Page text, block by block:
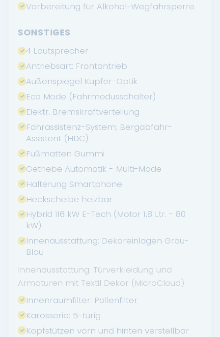
Vorbereitung für Alkohol-Wegfahrsperre
SONSTIGES
4 Lautsprecher
Antriebsart: Frontantrieb
Außenspiegel Kupfer-Optik
Eco Mode (Fahrmodusschalter)
Elektr. Bremskraftverteilung
Fahrassistenz-System: Bergabfahr-
Assistent (HDC)
Fußmatten Gummi
Getriebe Automatik - Multi-Mode
Halterung Smartphone
Heckscheibe heizbar
Hybrid 116 kW E-Tech (Motor 1,8 Ltr. - 80
kW)
Innenausstattung: Dekoreinlagen Grau-
Blau
Innenausstattung: Türverkleidung und
Armaturen mit Textil Dekor (MicroCloud)
Innenraumfilter: Pollenfilter
Karosserie: 5-türig
Kopfstützen vorn und hinten verstellbar